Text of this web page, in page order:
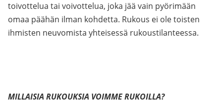
toivottelua tai voivottelua, joka jää vain pyörimään
omaa päähän ilman kohdetta. Rukous ei ole toisten
ihmisten neuvomista yhteisessä rukoustilanteessa.
MILLAISIA RUKOUKSIA VOIMME RUKOILLA?